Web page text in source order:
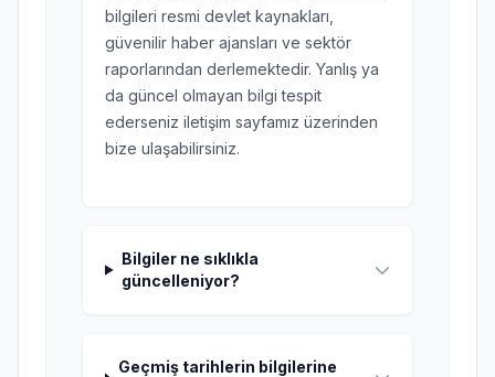
bilgileri resmi devlet kaynakları,
güvenilir haber ajansları ve sektör
raporlarından derlemektedir. Yanlış ya
da güncel olmayan bilgi tespit
ederseniz iletişim sayfamız üzerinden
bize ulaşabilirsiniz.
Bilgiler ne sıklıkla
güncelleniyor?
Geçmiş tarihlerin bilgilerine